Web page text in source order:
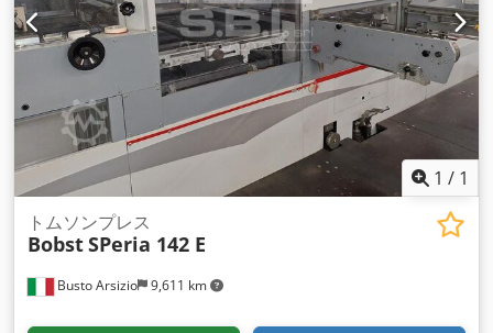
1 / 1
Busto Arsizio 9,611 km
トムソンプレス
BobstSPeria 142 E